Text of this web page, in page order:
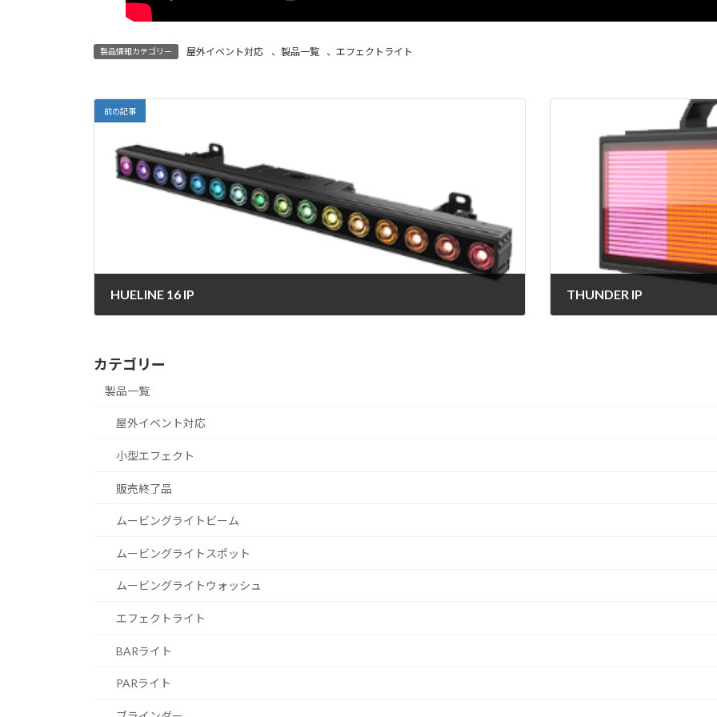
製品情報カテゴリー 屋外イベント対応 、 製品一覧 、エフェクトライト
前の記事
HUELINE 16 IP THUNDER IP
カテゴリー
製品一覧
屋外イベント対応
小型エフェクト
販売終了品
ムービングライトビーム
ムービングライトスポット
ムービングライトウォッシュ
エフェクトライト
BARライト
PARライト